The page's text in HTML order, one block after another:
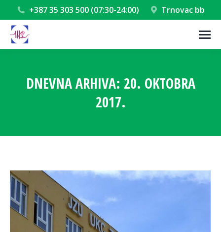
+387 35 303 500 (07:30-24:00) Trnovac bb
DNEVNA ARHIVA: 20. OKTOBRA
2017.